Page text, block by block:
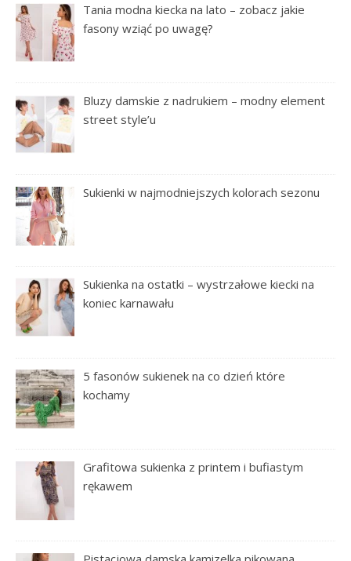
Tania modna kiecka na lato – zobacz jakie
fasony wziąć po uwagę?
Bluzy damskie z nadrukiem – modny element
street style’u
Sukienki w najmodniejszych kolorach sezonu
Sukienka na ostatki – wystrzałowe kiecki na
koniec karnawału
5 fasonów sukienek na co dzień które
kochamy
Grafitowa sukienka z printem i bufiastym
rękawem